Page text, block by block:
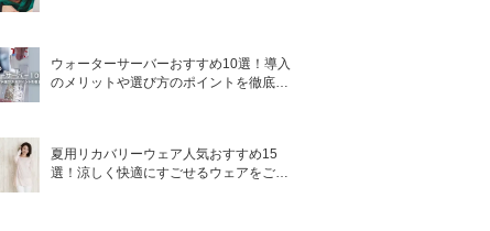
ウォーターサーバーおすすめ10選！導入
のメリットや選び方のポイントを徹底解
夏用リカバリーウェア人気おすすめ15
選！涼しく快適にすごせるウェアをご紹